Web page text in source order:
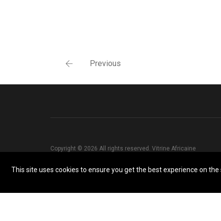
Previous
This site uses cookies to ensure you get the best experience on
Copyright © 2026 All rights reserved. Vitrine Africaine